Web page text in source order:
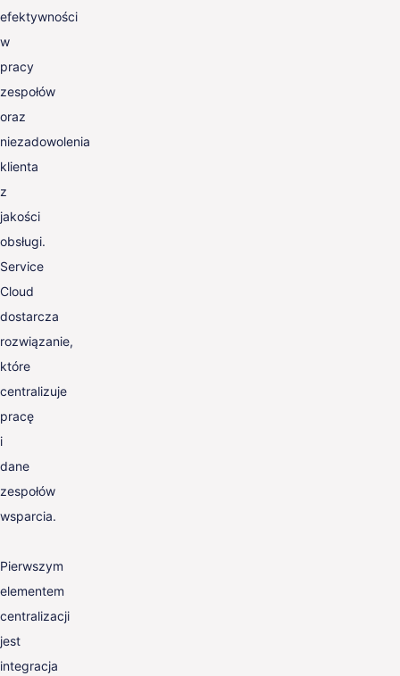
efektywności
w
pracy
zespołów
oraz
niezadowolenia
klienta
z
jakości
obsługi.
Service
Cloud
dostarcza
rozwiązanie,
które
centralizuje
pracę
i
dane
zespołów
wsparcia.
Pierwszym
elementem
centralizacji
jest
integracja